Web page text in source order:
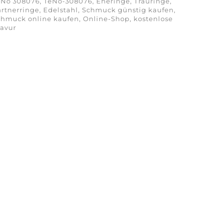
Edelstahl, Schmuck günstig kaufen,
online kaufen, Online-Shop, kostenlose